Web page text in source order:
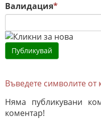
Валидация*
Въведете символите от
Няма публикувани
коментар!